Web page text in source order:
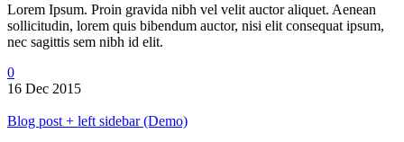
Lorem Ipsum. Proin gravida nibh vel velit auctor aliquet. Aenean
sollicitudin, lorem quis bibendum auctor, nisi elit consequat ipsum,
nec sagittis sem nibh id elit.
0
16 Dec 2015
Blog post + left sidebar (Demo)